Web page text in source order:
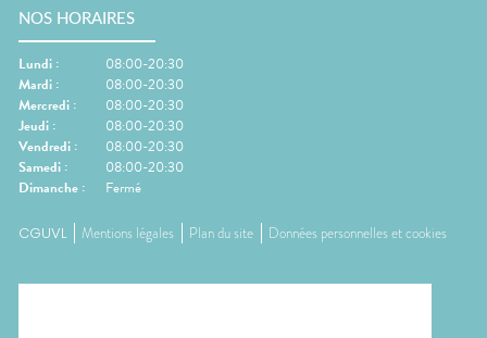
NOS HORAIRES
Lundi :
08:00-20:30
Mardi :
08:00-20:30
Mercredi :
08:00-20:30
Jeudi :
08:00-20:30
Vendredi :
08:00-20:30
Samedi :
08:00-20:30
Dimanche : Fermé
CGUVL Mentions légales Plan du site Données personnelles et cookies